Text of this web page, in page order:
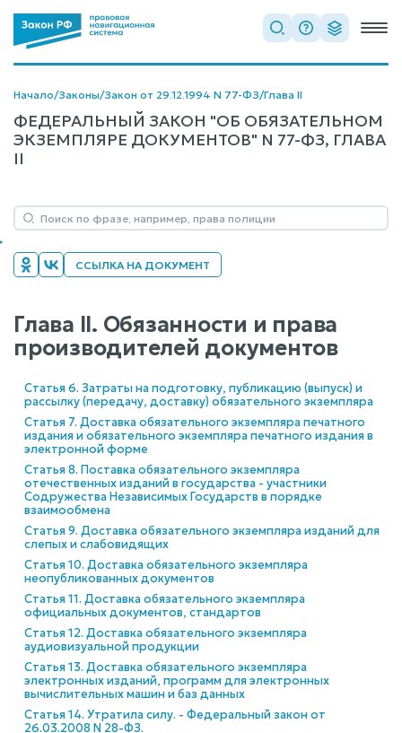
Начало/Законы/Закон от 29.12.1994 N 77-ФЗ/Глава II
ФЕДЕРАЛЬНЫЙ ЗАКОН "ОБ ОБЯЗАТЕЛЬНОМ
ЭКЗЕМПЛЯРЕ ДОКУМЕНТОВ" N 77-ФЗ, ГЛАВА
II
ССЫЛКА НА ДОКУМЕНТ
Глава II. Обязанности и права
производителей документов
Статья 6. Затраты на подготовку, публикацию (выпуск) и
рассылку (передачу, доставку) обязательного экземпляра
Статья 7. Доставка обязательного экземпляра печатного
издания и обязательного экземпляра печатного издания в
электронной форме
Статья 8. Поставка обязательного экземпляра
отечественных изданий в государства - участники
Содружества Независимых Государств в порядке
взаимообмена
Статья 9. Доставка обязательного экземпляра изданий для
слепых и слабовидящих
Статья 10. Доставка обязательного экземпляра
неопубликованных документов
Статья 11. Доставка обязательного экземпляра
официальных документов, стандартов
Статья 12. Доставка обязательного экземпляра
аудиовизуальной продукции
Статья 13. Доставка обязательного экземпляра
электронных изданий, программ для электронных
вычислительных машин и баз данных
Статья 14. Утратила силу. - Федеральный закон от
26.03.2008 N 28-ФЗ.